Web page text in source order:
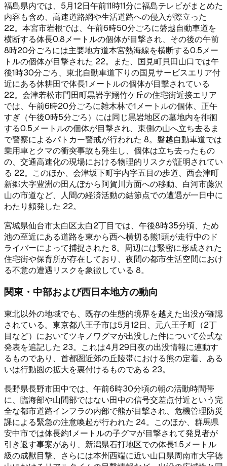
福島県内では、5月12日午前11時11分に福島テレビがまとめた
内容も含め、高速道路網や生活道路への侵入が際立った
22。本宮市岩根では、午前6時50分ごろに磐越自動車道を
横断する体長0.8メートルの個体が目撃され、その後の午前
8時20分ごろには主要地方道本宮熱海線を横断する0.5メー
トルの個体が目撃された 22。また、国見町貝田山口では午
後1時30分ごろ、東北自動車道下りの国見サービスエリア付
近にある休耕田で体長1メートルの個体が目撃されている
22。会津若松市門田町黒岩字嫋竹ケ丘の住宅街近接エリア
では、午前6時20分ごろに雑木林で1メートルの個体、正午
すぎ（午後0時5分ごろ）には同じ黒岩地区の墓地内を徘徊
する0.5メートルの個体が目撃され、東側の山へ立ち去るま
で警察によるパトカー警戒が行われた 8。磐越自動車道では
乗用車とクマの衝突事故も発生し、個体は立ち去ったもの
の、交通高速化の現場における物理的リスクが証明されてい
る 22。このほか、会津坂下町宇内字五目の歩道、西会津町
新郷大字豊洲の田んぼから阿賀川方面への移動、白河市藤沢
山の市道など、人間の経済活動の結節点での遭遇が一日中に
わたり頻発した 22。
宮城県仙台市太白区太白2丁目では、午後8時35分頃、ため
池の至近にある道路を東から西へ横切る熊1頭が走行中のド
ライバーによって捕捉された 8。周辺には緊密に形成された
住宅街や保育所が存在しており、夜間の都市生活空間におけ
る不意の遭遇リスクを象徴している 8。
関東・中部および西日本地方の動向
東北以外の地域でも、既存の生態的境界を越えた出没が確認
されている。東京都八王子市は5月12日、元八王子町（2丁
目など）においてツキノワグマが出没した件について公式な
発表を追記した 23。これは4月29日夜の出没情報に連動す
るものであり、首都圏近郊の丘陵帯における熊の定着、ある
いは行動圏の拡大を裏付けるものである 23。
長野県長野市田中では、午前6時30分頃の朝の活動時間帯
に、臨海部や山間部ではない田中の信号交差点付近という完
全な都市道路インフラの内部で熊が目撃され、危機管理防災
課による緊急の注意喚起が行われた 24。このほか、群馬県
安中市では体長約1メートルの子グマが目撃されて発見者が
引き返す事案があり、新潟県石打地区での体長1.5メートル
級の成獣目撃、さらには本州西端に近い山口県周南市大字徳